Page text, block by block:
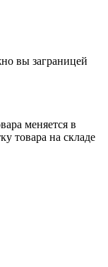
вы заграницей
меняется в
товара на складе